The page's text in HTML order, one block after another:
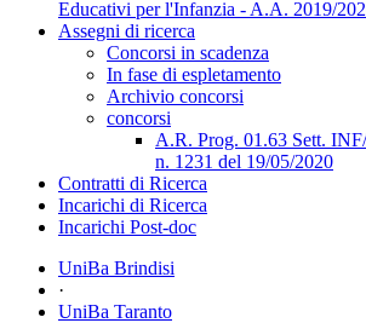
Educativi per l'Infanzia - A.A. 2019/
Assegni di ricerca
Concorsi in scadenza
In fase di espletamento
Archivio concorsi
concorsi
A.R. Prog. 01.63 Sett.
n. 1231 del 19/05/2020
Contratti di Ricerca
Incarichi di Ricerca
Incarichi Post-doc
UniBa Brindisi
·
UniBa Taranto